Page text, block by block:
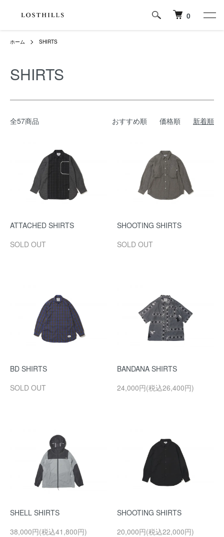
0
ホーム SHIRTS
SHIRTS
全57商品 おすすめ順 価格順 新着順
ATTACHED SHIRTS
SOLD OUT
SHOOTING SHIRTS
SOLD OUT
BD SHIRTS
SOLD OUT
BANDANA SHIRTS
24,000円(税込26,400円)
SHELL SHIRTS
38,000円(税込41,800円)
SHOOTING SHIRTS
20,000円(税込22,000円)